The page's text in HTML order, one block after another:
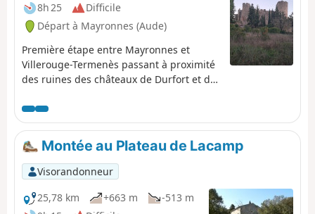
8h 25
Difficile
Départ à Mayronnes (Aude)
Première étape entre Mayronnes et
Villerouge-Termenès passant à proximité
des ruines des châteaux de Durfort et de
médiéval de Villerouge-Termenès.
Montée au Plateau de Lacamp
Visorandonneur
25,78 km
+663 m
-513 m